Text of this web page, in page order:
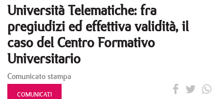
Università Telematiche: fra
pregiudizi ed effettiva validità, il
caso del Centro Formativo
Universitario
Comunicato stampa
COMUNICATI